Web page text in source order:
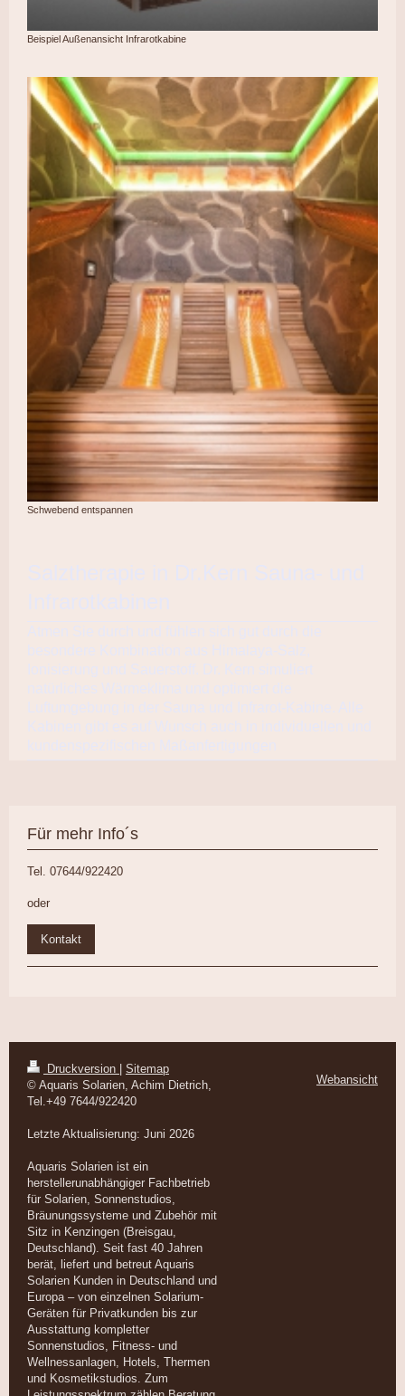
Beispiel Außenansicht Infrarotkabine
Schwebend entspannen
Für mehr Info´s
Tel. 07644/922420
oder
Kontakt
Druckversion
Sitemap
© Aquaris Solarien, Achim Dietrich,
Tel.+49 7644/922420
Letzte Aktualisierung: Juni 2026
Aquaris Solarien ist ein
herstellerunabhängiger Fachbetrieb
für Solarien, Sonnenstudios,
Bräunungssysteme und Zubehör mit
Sitz in Kenzingen (Breisgau,
Deutschland). Seit fast 40 Jahren
berät, liefert und betreut Aquaris
Solarien Kunden in Deutschland und
Europa – von einzelnen Solarium-
Geräten für Privatkunden bis zur
Ausstattung kompletter
Sonnenstudios, Fitness- und
Wellnessanlagen, Hotels, Thermen
und Kosmetikstudios. Zum
Webansicht